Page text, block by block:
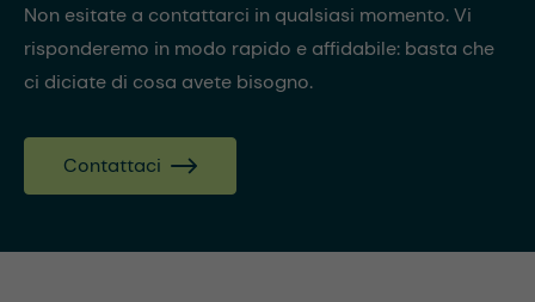
Non esitate a contattarci in qualsiasi momento. Vi
risponderemo in modo rapido e affidabile: basta che
ci diciate di cosa avete bisogno.
Contattaci